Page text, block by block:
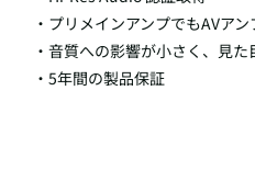
・プリメインアンプでもAVア
・音質への影響が小さく、見
・5年間の製品保証